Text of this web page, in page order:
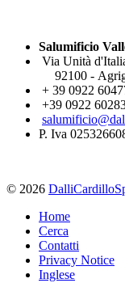
Salumificio
Via Unità
92100 -
+ 39 0922
+39 0922
P. Iva
© 2026
Home
Cerca
Contatti
Privacy Notice
Inglese